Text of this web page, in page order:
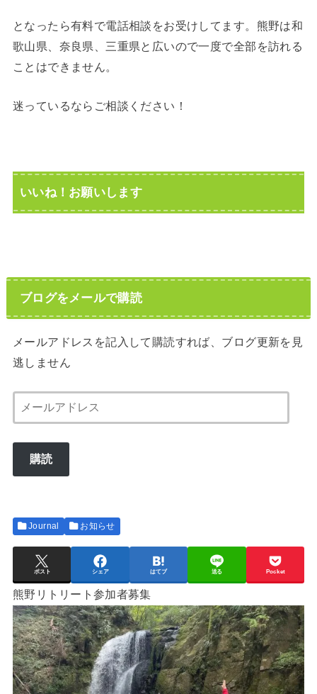
となったら有料で電話相談をお受けしてます。熊野は和
歌山県、奈良県、三重県と広いので一度で全部を訪れる
ことはできません。
迷っているならご相談ください！
いいね！お願いします
ブログをメールで購読
メールアドレスを記入して購読すれば、ブログ更新を見
逃しません
ー
ル
ス
購読
Journal お知らせ
ポスト シェア はてブ 送る Pocket
熊野リトリート参加者募集